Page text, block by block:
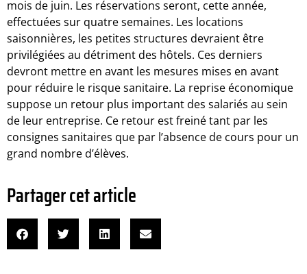
mois de juin. Les réservations seront, cette année,
effectuées sur quatre semaines. Les locations
saisonnières, les petites structures devraient être
privilégiées au détriment des hôtels. Ces derniers
devront mettre en avant les mesures mises en avant
pour réduire le risque sanitaire. La reprise économique
suppose un retour plus important des salariés au sein
de leur entreprise. Ce retour est freiné tant par les
consignes sanitaires que par l’absence de cours pour un
grand nombre d’élèves.
Partager cet article